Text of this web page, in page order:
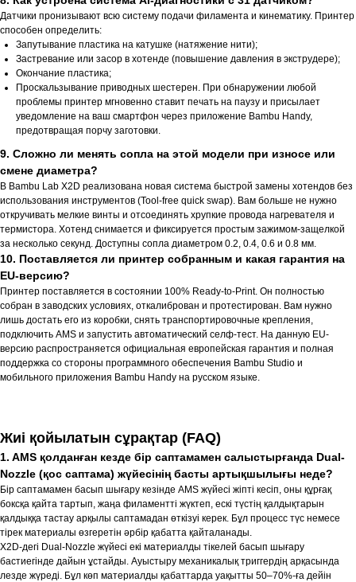
Датчики пронизывают всю систему подачи филамента и кинематику. Принтер
способен определить:
Запутывание пластика на катушке (натяжение нити);
Застревание или засор в хотенде (повышение давления в экструдере);
Окончание пластика;
Проскальзывание приводных шестерен. При обнаружении любой
проблемы принтер мгновенно ставит печать на паузу и присылает
уведомление на ваш смартфон через приложение Bambu Handy,
предотвращая порчу заготовки.
9. Сложно ли менять сопла на этой модели при износе или
смене диаметра?
В Bambu Lab X2D реализована новая система быстрой замены хотендов без
использования инструментов (Tool-free quick swap). Вам больше не нужно
откручивать мелкие винты и отсоединять хрупкие провода нагревателя и
термистора. Хотенд снимается и фиксируется простым зажимом-защелкой
за несколько секунд. Доступны сопла диаметром 0.2, 0.4, 0.6 и 0.8 мм.
10. Поставляется ли принтер собранным и какая гарантия на
EU-версию?
Принтер поставляется в состоянии 100% Ready-to-Print. Он полностью
собран в заводских условиях, откалиброван и протестирован. Вам нужно
лишь достать его из коробки, снять транспортировочные крепления,
подключить AMS и запустить автоматический селф-тест. На данную EU-
версию распространяется официальная европейская гарантия и полная
поддержка со стороны программного обеспечения Bambu Studio и
мобильного приложения Bambu Handy на русском языке.
Жиі қойылатын сұрақтар (FAQ)
1. AMS қолданған кезде бір саптамамен салыстырғанда Dual-
Nozzle (қос саптама) жүйесінің басты артықшылығы неде?
Бір саптамамен басып шығару кезінде AMS жүйесі жіпті кесіп, оны құрғақ
боксқа қайта тартып, жаңа филаментті жүктеп, ескі түстің қалдықтарын
қалдыққа тастау арқылы саптамадан өткізуі керек. Бұл процесс түс немесе
тірек материалы өзгеретін әрбір қабатта қайталанады.
X2D-дегі Dual-Nozzle жүйесі екі материалды тікелей басып шығару
бастиегінде дайын ұстайды. Ауыстыру механикалық триггердің арқасында
лезде жүреді. Бұл көп материалды қабаттарда уақытты 50–70%-ға дейін